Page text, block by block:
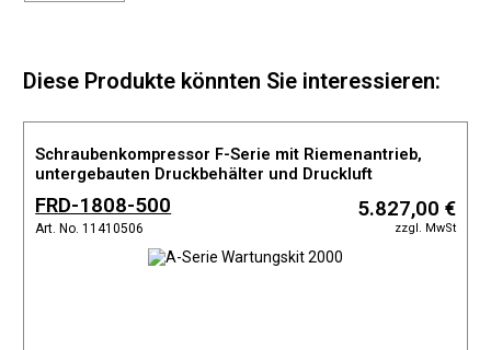
Diese Produkte könnten Sie interessieren:
Schraubenkompressor F-Serie mit Riemenantrieb,
untergebauten Druckbehälter und Druckluft
Kältetrockner
FRD-1808-500
Art. No. 11410506
5.827,00 €
zzgl. MwSt